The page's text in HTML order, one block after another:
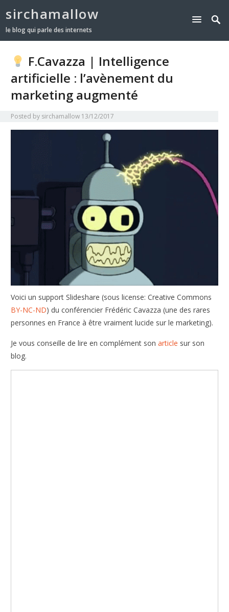
sirchamallow
le blog qui parle des internets
F.Cavazza | Intelligence
artificielle : l’avènement du
marketing augmenté
Posted by sirchamallow 13/12/2017
Voici un support Slideshare (sous license: Creative Commons
BY-NC-ND) du conférencier Frédéric Cavazza (une des rares
personnes en France à être vraiment lucide sur le marketing).
Je vous conseille de lire en complément sonarticle sur son
blog.